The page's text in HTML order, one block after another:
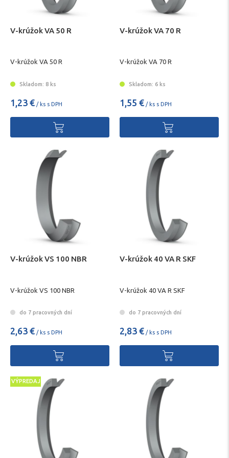
V-krúžok VA 50 R
V-krúžok VA 50 R
Skladom: 8 ks
1,23 € / ks s DPH
V-krúžok VA 70 R
V-krúžok VA 70 R
Skladom: 6 ks
1,55 € / ks s DPH
V-krúžok VS 100 NBR
V-krúžok VS 100 NBR
do 7 pracovných dní
2,63 € / ks s DPH
V-krúžok 40 VA R SKF
V-krúžok 40 VA R SKF
do 7 pracovných dní
2,83 € / ks s DPH
VÝPREDAJ